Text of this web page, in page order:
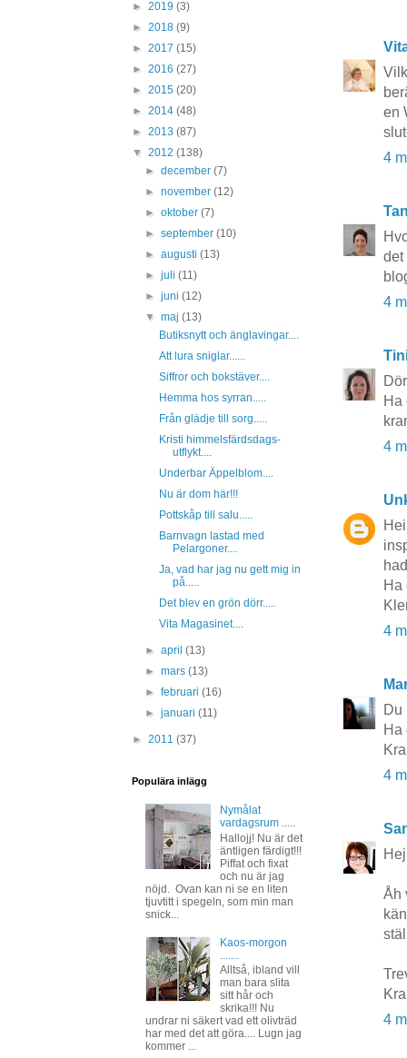
en
4
det
4
Ha
4
Ha
4
Du
Ha
4
Åh
4
► 2019 (3)
► 2018 (9)
► 2017 (15)
► 2016 (27)
► 2015 (20)
► 2014 (48)
► 2013 (87)
▼ 2012 (138)
►december(7)
►november(12)
►oktober(7)
►september(10)
►augusti(13)
►juli(11)
►juni(12)
▼maj(13)
Butiksnytt och änglavingar....
Att lura sniglar......
Siffror och bokstäver....
Hemma hos syrran.....
Från glädje till sorg.....
Kristi himmelsfärdsdags-
utflykt....
Underbar Äppelblom....
Nu är dom här!!!
Pottskåp till salu.....
Barnvagn lastad med
Pelargoner....
Ja, vad har jag nu gett mig in
på.....
Det blev en grön dörr.....
Vita Magasinet....
►april(13)
►mars(13)
►februari(16)
►januari(11)
► 2011 (37)
Populära inlägg
Nymålat
vardagsrum .....
Hallojj! Nu är det
äntligen färdigt!!!
Piffat och fixat
och nu är jag
nöjd. Ovan kan ni se en liten
tjuvtitt i spegeln, som min man
snick...
Kaos-morgon
Alltså, ibland vill
man bara slita
sitt hår och
skrika!!! Nu
undrar ni säkert vad ett olivträd
har med det att göra.... Lugn jag
kommer ...